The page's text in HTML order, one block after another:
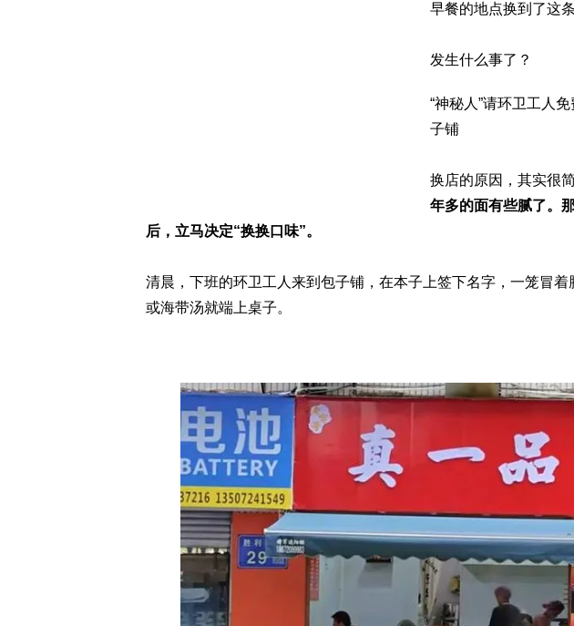
早餐的地点换到了这
发生什么事了？
“神秘人”请环卫工人
子铺
换店的原因，其实
年多的面有些腻了。
后，立马决定“换换口味”。
清晨，下班的环卫工人来到包子铺，在本子上签下名字，一笼冒
或海带汤就端上桌子。